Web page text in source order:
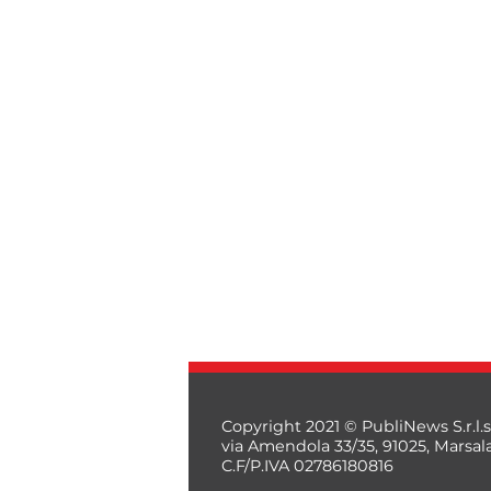
Copyright 2021 © PubliNews
via Amendola 33/35, 91025,
C.F/P.IVA 02786180816